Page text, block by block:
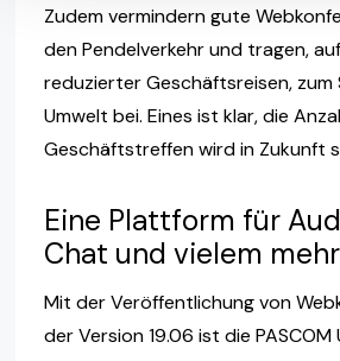
Zudem vermindern gute
den Pendelverkehr und tragen,
reduzierter Geschäftsreisen, zum
Umwelt bei. Eines ist klar, die
Geschäftstreffen wird in Zukunft
Eine Plattform für
Chat und vielem mehr
Mit der Veröffentlichung von
der Version 19.06 ist die PASCOM